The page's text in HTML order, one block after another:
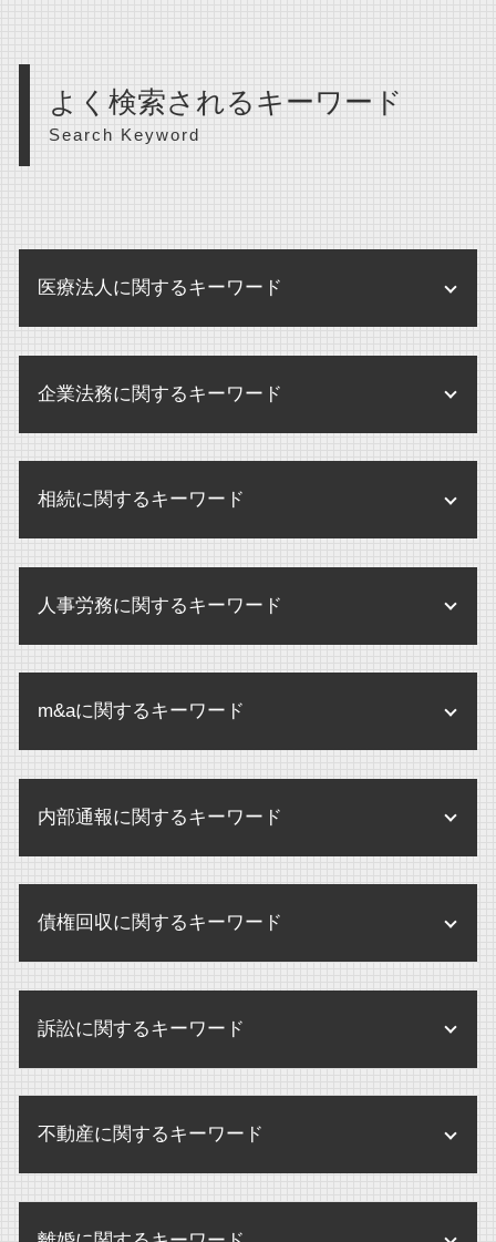
よく検索されるキーワード
Search Keyword
医療法人に関するキーワード
医療法人 法律
監査 弁護士確認状
医療法人 m&a
医療法人
医療法人 合併
監査 病院
医療法人 登記
医療法人 とは
医療法人 登記事項
医療法人 メリット
企業法務に関するキーワード
規程改定 改訂
企業 訴訟 コーポレートガバナンス
企業法務 あり方
環境 保全 企業
企業 規定
企業 訴訟 個人
企業 保全活動
企業 保全
企業法務 弁護士
相続に関するキーワード
公正証書遺言 効力
相続放棄 デメリット
遺産分割協議書 書き方 注意点
遺言 認知症
遺留分 とは
相続手続き どこで
相続手続 弁護士
相続 不動産
遺留分 遺言
婚外子 相続させたくない
人事労務に関するキーワード
パワハラ 損害賠償
せクハラ 損害賠償 相場
残業代 請求
不当解雇 とは
パワハラ 損害賠償 会社
未払賃金 請求期間
未払賃金 請求 時効
人事労務 弁護士
m&aに関するキーワード
株式交換 m&a
m&a 会社
企業買収 中小企業
m&a 買収
企業買収 弁護士
m&a 売却
企業買収 注意点
内部通報に関するキーワード
内部通報 調査方法
内部通報制度 パワハラ
内部通報 中小企業
内部通報
内部通報 外部通報
債権回収に関するキーワード
債権回収 違法
破産 弁護士
債権回収 不動産
訴訟に関するキーワード
民事訴訟 種類
訴訟 弁護士なし
不動産に関するキーワード
不動産登記法 改正